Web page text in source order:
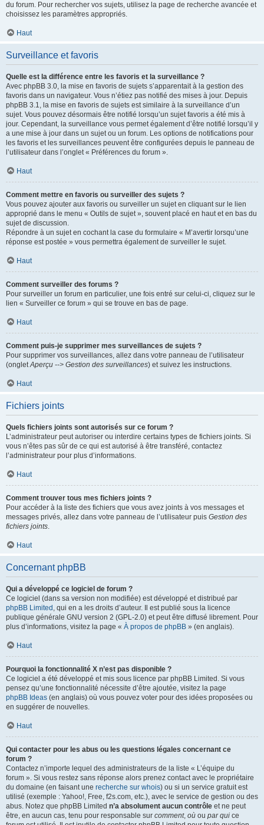
du forum. Pour rechercher vos sujets, utilisez la page de recherche avancée et
choisissez les paramètres appropriés.
Haut
Surveillance et favoris
Quelle est la différence entre les favoris et la surveillance ?
Avec phpBB 3.0, la mise en favoris de sujets s’apparentait à la gestion des
favoris dans un navigateur. Vous n’étiez pas notifié des mises à jour. Depuis
phpBB 3.1, la mise en favoris de sujets est similaire à la surveillance d’un
sujet. Vous pouvez désormais être notifié lorsqu’un sujet favoris a été mis à
jour. Cependant, la surveillance vous permet également d’être notifié lorsqu’il y
a une mise à jour dans un sujet ou un forum. Les options de notifications pour
les favoris et les surveillances peuvent être configurées depuis le panneau de
l’utilisateur dans l’onglet « Préférences du forum ».
Haut
Comment mettre en favoris ou surveiller des sujets ?
Vous pouvez ajouter aux favoris ou surveiller un sujet en cliquant sur le lien
approprié dans le menu « Outils de sujet », souvent placé en haut et en bas du
sujet de discussion.
Répondre à un sujet en cochant la case du formulaire « M’avertir lorsqu’une
réponse est postée » vous permettra également de surveiller le sujet.
Haut
Comment surveiller des forums ?
Pour surveiller un forum en particulier, une fois entré sur celui-ci, cliquez sur le
lien « Surveiller ce forum » qui se trouve en bas de page.
Haut
Comment puis-je supprimer mes surveillances de sujets ?
Pour supprimer vos surveillances, allez dans votre panneau de l’utilisateur
(ongletAperçu --> Gestion des surveillances) et suivez les instructions.
Haut
Fichiers joints
Quels fichiers joints sont autorisés sur ce forum ?
L’administrateur peut autoriser ou interdire certains types de fichiers joints. Si
vous n’êtes pas sûr de ce qui est autorisé à être transféré, contactez
l’administrateur pour plus d’informations.
Haut
Comment trouver tous mes fichiers joints ?
Pour accéder à la liste des fichiers que vous avez joints à vos messages et
messages privés, allez dans votre panneau de l’utilisateur puis Gestion des
fichiers joints.
Haut
Concernant phpBB
Qui a développé ce logiciel de forum ?
Ce logiciel (dans sa version non modifiée) est développé et distribué par
phpBB Limited , qui en a les droits d’auteur. Il est publié sous la licence
publique générale GNU version 2 (GPL-2.0) et peut être diffusé librement. Pour
plus d’informations, visitez la page « À propos de phpBB » (en anglais).
Haut
Pourquoi la fonctionnalité X n’est pas disponible ?
Ce logiciel a été développé et mis sous licence par phpBB Limited. Si vous
pensez qu’une fonctionnalité nécessite d’être ajoutée, visitez la page
phpBB Ideas (en anglais) où vous pouvez voter pour des idées proposées ou
en suggérer de nouvelles.
Haut
Qui contacter pour les abus ou les questions légales concernant ce
forum ?
Contactez n’importe lequel des administrateurs de la liste « L’équipe du
forum ». Si vous restez sans réponse alors prenez contact avec le propriétaire
du domaine (en faisant une recherche sur whois) ou si un service gratuit est
utilisé (exemple : Yahoo!, Free, f2s.com, etc.), avec le service de gestion ou des
abus. Notez que phpBB Limited n’a absolument aucun contrôle et ne peut
être, en aucun cas, tenu pour responsable sur comment, où ou par qui ce